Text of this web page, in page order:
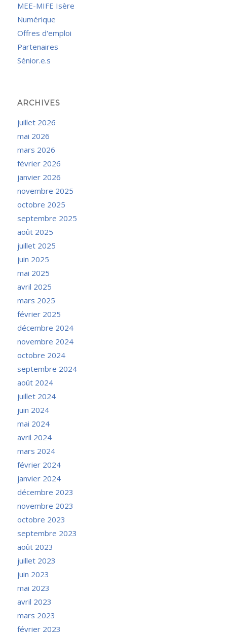
MEE-MIFE Isère
Numérique
Offres d'emploi
Partenaires
Sénior.e.s
ARCHIVES
juillet 2026
mai 2026
mars 2026
février 2026
janvier 2026
novembre 2025
octobre 2025
septembre 2025
août 2025
juillet 2025
juin 2025
mai 2025
avril 2025
mars 2025
février 2025
décembre 2024
novembre 2024
octobre 2024
septembre 2024
août 2024
juillet 2024
juin 2024
mai 2024
avril 2024
mars 2024
février 2024
janvier 2024
décembre 2023
novembre 2023
octobre 2023
septembre 2023
août 2023
juillet 2023
juin 2023
mai 2023
avril 2023
mars 2023
février 2023